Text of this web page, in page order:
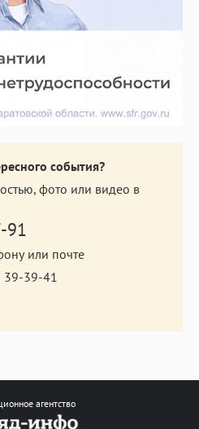
события?
фото или видео в
91
или почте
39-39-41
агентство